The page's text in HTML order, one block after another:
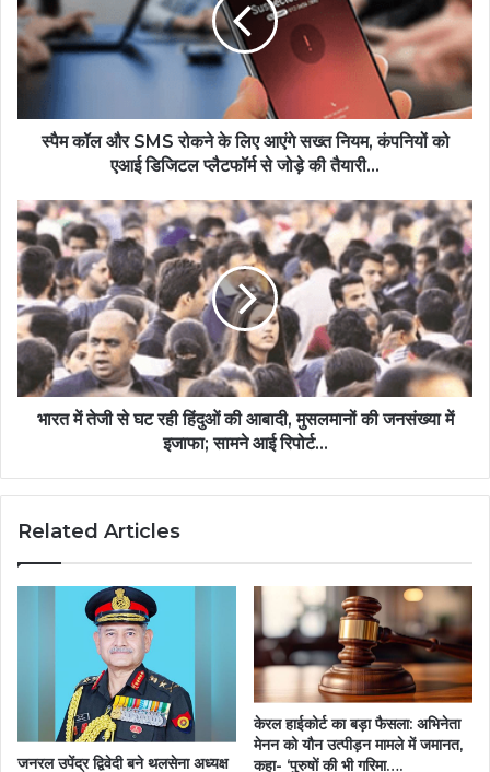
स्पैम कॉल और SMS रोकने के लिए आएंगे सख्त नियम, कंपनियों को
एआई डिजिटल प्लैटफॉर्म से जोड़े की तैयारी...
भारत में तेजी से घट रही हिंदुओं की आबादी, मुसलमानों की जनसंख्या में
इजाफा; सामने आई रिपोर्ट...
Related Articles
जनरल उपेंद्र द्विवेदी बने थलसेना अध्यक्ष
केरल हाईकोर्ट का बड़ा फैसला: अभिनेता
मेनन को यौन उत्पीड़न मामले में जमानत,
कहा- ‘पुरुषों की भी गरिमा….